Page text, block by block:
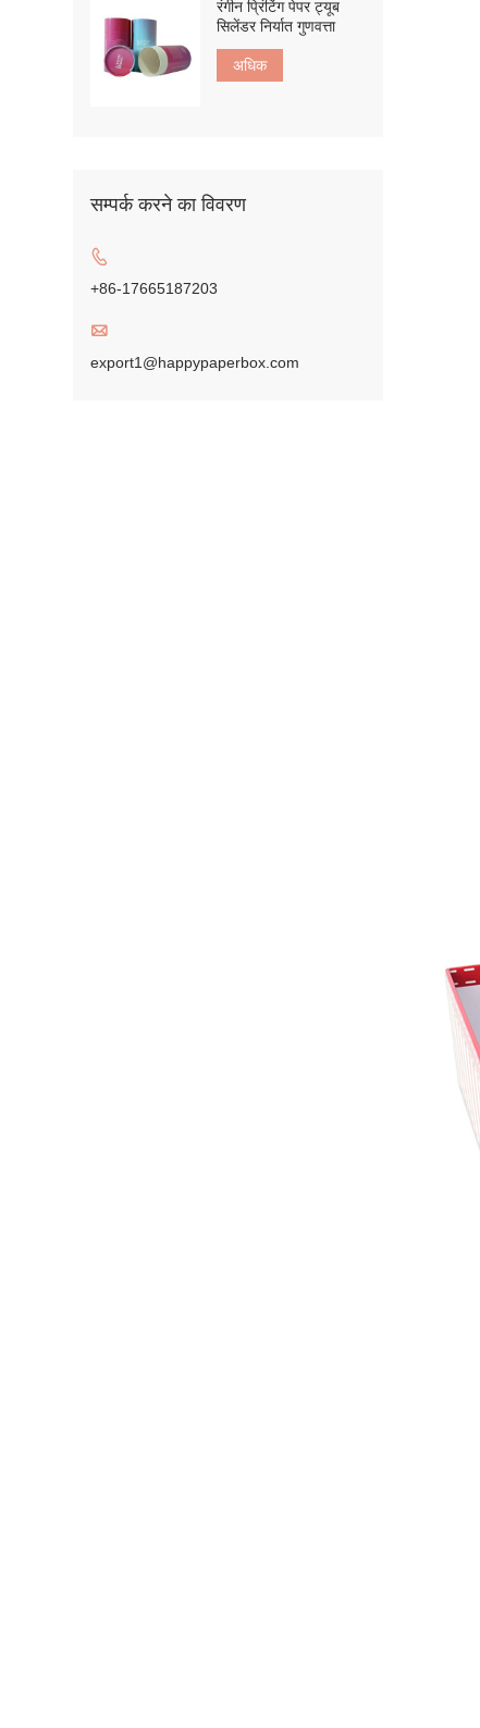
रंगीन प्रिंटिंग पेपर ट्यूब
सिलेंडर निर्यात गुणवत्ता
अधिक
सम्पर्क करने का विवरण

+86-17665187203

export1@happypaperbox.com